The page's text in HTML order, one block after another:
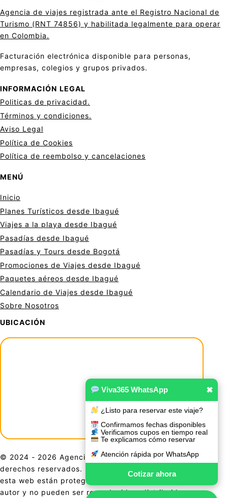
Viva365 WhatsApp ✖
¿Listo para reservar este viaje?
Confirmamos fechas disponibles
Verificamos cupos en tiempo real
Te explicamos cómo reservar
Atención rápida por WhatsApp
Cotizar ahora
Agencia de viajes registrada ante el Registro Nacional de
Turismo (RNT 74856) y habilitada legalmente para operar
en Colombia.
Facturación electrónica disponible para personas,
empresas, colegios y grupos privados.
INFORMACIÓN LEGAL
Politicas de privacidad.
Términos y condiciones.
Aviso Legal
Política de Cookies
Política de reembolso y cancelaciones
MENÚ
Inicio
Planes Turísticos desde Ibagué
Viajes a la playa desde Ibagué
Pasadías desde Ibagué
Pasadías y Tours desde Bogotá
Promociones de Viajes desde Ibagué
Paquetes aéreos desde Ibagué
Calendario de Viajes desde Ibagué
Sobre Nosotros
UBICACIÓN
© 2024 - 2026 Agencia De Viajes Viva 365. Todos los
derechos reservados. El contenido, diseño y gráficos de
esta web están protegidos por las leyes de derechos de
autor y no pueden ser reproducidos, distribuidos o